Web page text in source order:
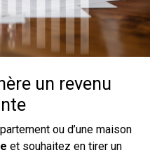
un revenu
ou d’une maison
et souhaitez en tirer un